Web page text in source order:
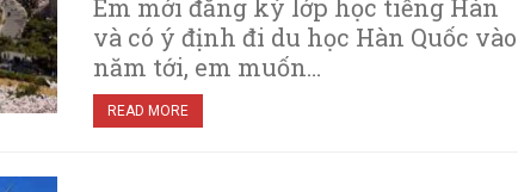
Em mới đăng ký lớp học tiếng Hàn
và có ý định đi du học Hàn Quốc vào
năm tới, em muốn…
READ MORE